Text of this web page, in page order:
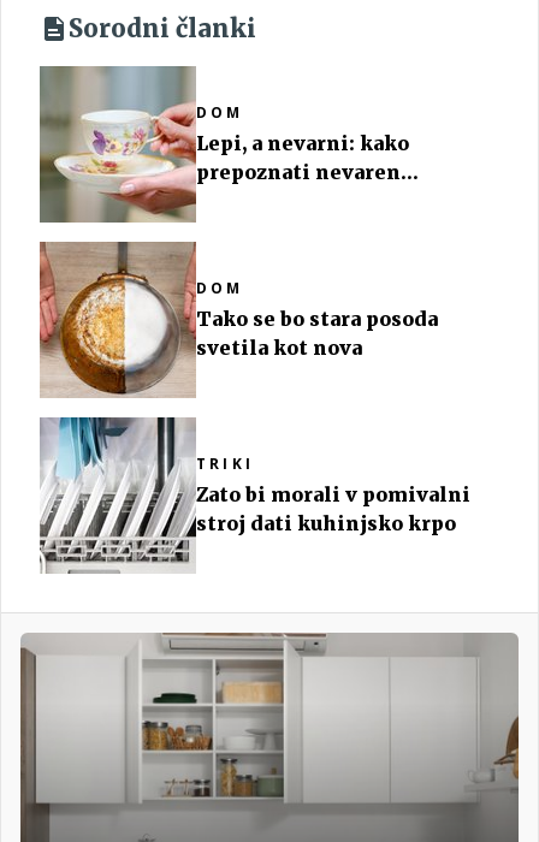
Sorodni članki
DOM
Lepi, a nevarni: kako
prepoznati nevaren
DOM
Tako se bo stara posoda
svetila kot nova
TRIKI
Zato bi morali v pomivalni
stroj dati kuhinjsko krpo